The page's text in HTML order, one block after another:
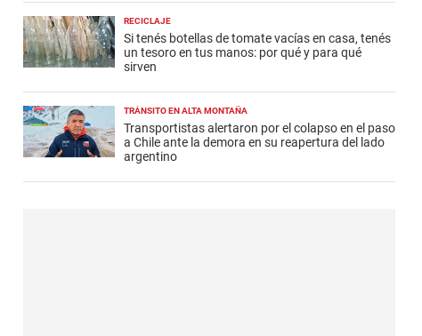
RECICLAJE
Si tenés botellas de tomate vacías en casa, tenés
un tesoro en tus manos: por qué y para qué
sirven
TRÁNSITO EN ALTA MONTAÑA
Transportistas alertaron por el colapso en el paso
a Chile ante la demora en su reapertura del lado
argentino